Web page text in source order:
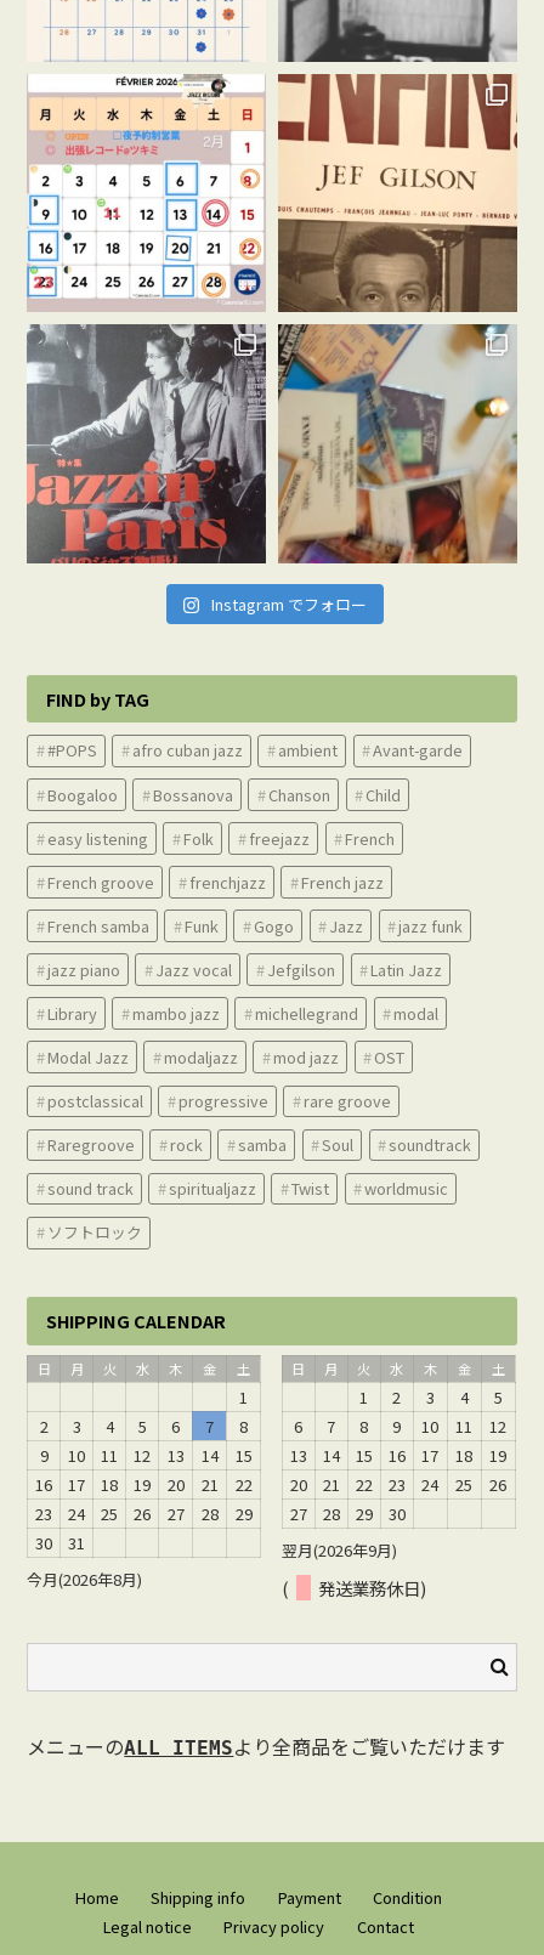
Instagram でフォロー
FIND by TAG
#POPS afro cuban jazz ambient
Avant-garde
Boogaloo
Bossanova Chanson
Child
easy listening
Folk freejazz
French
French groove
frenchjazz
French jazz
French samba
Funk Gogo Jazz
jazz funk
jazz piano
Jazz vocal Jefgilson
Latin Jazz
Library
mambo jazz michellegrand
modal
Modal Jazz
modaljazz mod jazz
OST
postclassical
progressive
rare groove
Raregroove
rock samba Soul
soundtrack
sound track
spiritualjazz Twist
worldmusic
ソフトロック
SHIPPING CALENDAR
今月(2026年8月)
日 月 火 水 木 金 土
1
2
3 4 5 6 7
8
9
10 11 12 13 14
15
16
17 18 19 20 21
22
23
24 25 26 27 28
29
30
31 翌月(2026年9月)
日 月 火 水 木 金 土
1 2 3 4
5
6
7 8 9 10 11
12
13
14 15 16 17 18
19
20
21 22 23 24 25
26
27
28 29 30
( 発送業務休日)
メニューのALL ITEMSより全商品をご覧いただけます
Home Shipping info Payment
Condition
Legal notice
Privacy policy Contact